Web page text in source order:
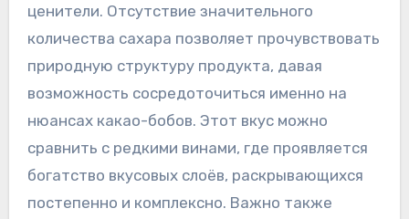
ценители. Отсутствие значительного
количества сахара позволяет прочувствовать
природную структуру продукта‚ давая
возможность сосредоточиться именно на
нюансах какао-бобов. Этот вкус можно
сравнить с редкими винами‚ где проявляется
богатство вкусовых слоёв‚ раскрывающихся
постепенно и комплексно. Важно также